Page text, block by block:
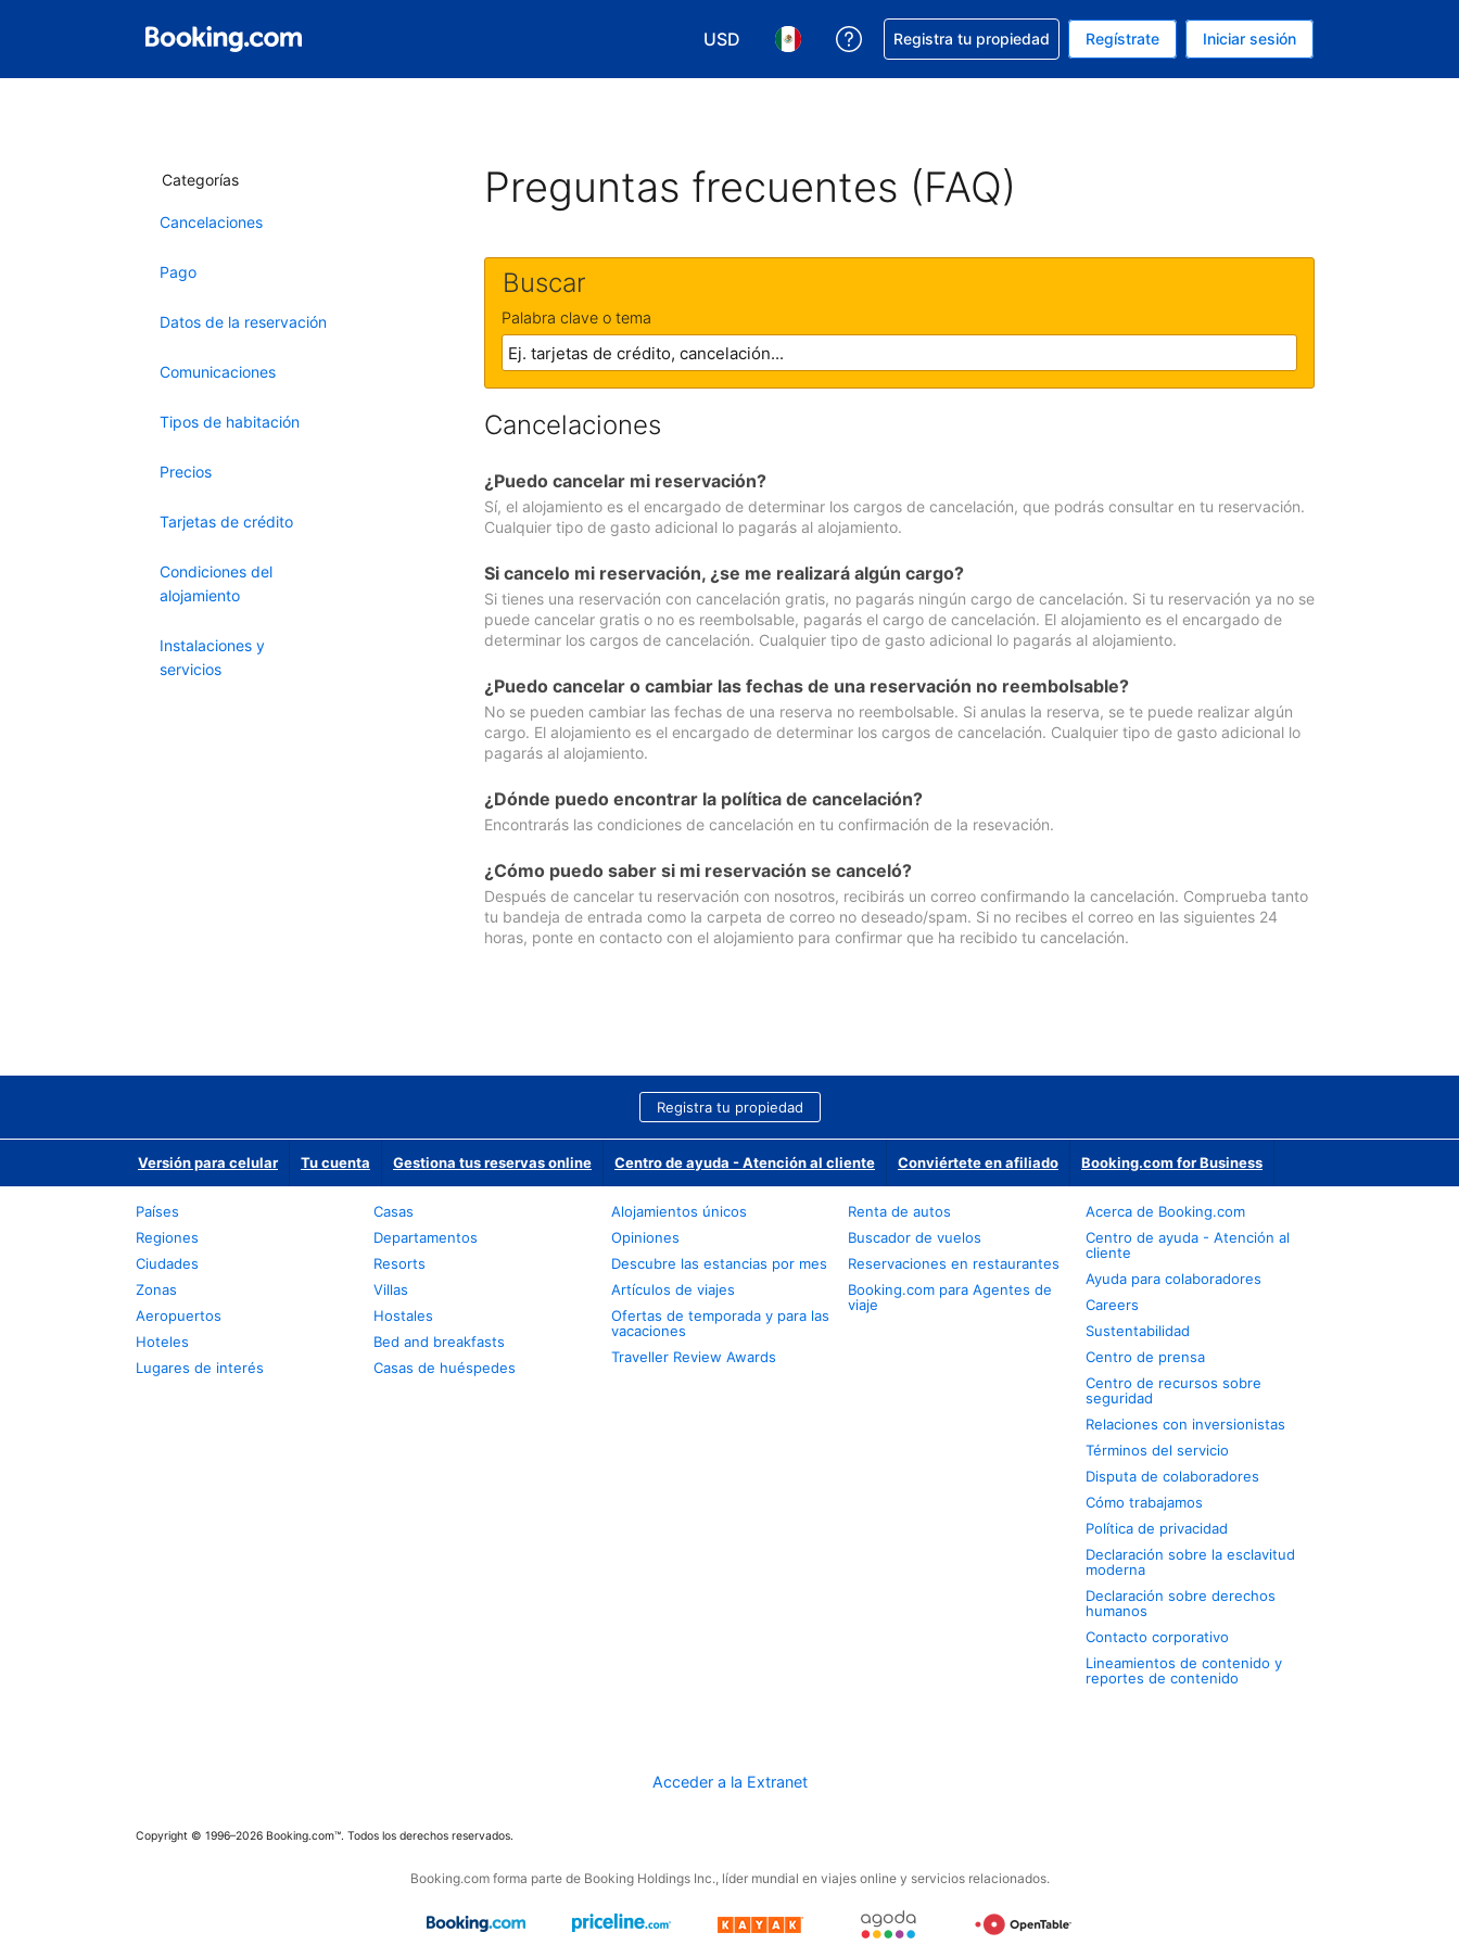
USD
Elegir tu moneda. Tu moneda actual es Dólar de EEUU
Elegir el idioma que prefieres. Tu idioma actual es Español (México)
Obtener ayuda con la reservación
Registra tu propiedad Regístrate Iniciar sesión
Categorías
Cancelaciones
Pago
Datos de la reservación
Comunicaciones
Tipos de habitación
Precios
Tarjetas de crédito
Condiciones del
alojamiento
Instalaciones y
servicios
Preguntas frecuentes (FAQ)
Buscar
Palabra clave o tema
Cancelaciones
¿Puedo cancelar mi reservación?
Sí, el alojamiento es el encargado de determinar los cargos de cancelación, que podrás consultar en tu reservación.
Cualquier tipo de gasto adicional lo pagarás al alojamiento.
Si cancelo mi reservación, ¿se me realizará algún cargo?
Si tienes una reservación con cancelación gratis, no pagarás ningún cargo de cancelación. Si tu reservación ya no se
puede cancelar gratis o no es reembolsable, pagarás el cargo de cancelación. El alojamiento es el encargado de
determinar los cargos de cancelación. Cualquier tipo de gasto adicional lo pagarás al alojamiento.
¿Puedo cancelar o cambiar las fechas de una reservación no reembolsable?
No se pueden cambiar las fechas de una reserva no reembolsable. Si anulas la reserva, se te puede realizar algún
cargo. El alojamiento es el encargado de determinar los cargos de cancelación. Cualquier tipo de gasto adicional lo
pagarás al alojamiento.
¿Dónde puedo encontrar la política de cancelación?
Encontrarás las condiciones de cancelación en tu confirmación de la resevación.
¿Cómo puedo saber si mi reservación se canceló?
Después de cancelar tu reservación con nosotros, recibirás un correo confirmando la cancelación. Comprueba tanto
tu bandeja de entrada como la carpeta de correo no deseado/spam. Si no recibes el correo en las siguientes 24
horas, ponte en contacto con el alojamiento para confirmar que ha recibido tu cancelación.
Registra tu propiedad
Versión para celular Tu cuenta Gestiona tus reservas online Centro de ayuda - Atención al cliente Conviértete en afiliado Booking.com for Business
Países
Regiones
Ciudades
Zonas
Aeropuertos
Hoteles
Lugares de interés
Casas
Departamentos
Resorts
Villas
Hostales
Bed and breakfasts
Casas de huéspedes
Alojamientos únicos
Opiniones
Descubre las estancias por mes
Artículos de viajes
Ofertas de temporada y para las
vacaciones
Traveller Review Awards
Renta de autos
Buscador de vuelos
Reservaciones en restaurantes
Booking.com para Agentes de
viaje
Acerca de Booking.com
Centro de ayuda - Atención al
cliente
Ayuda para colaboradores
Careers
Sustentabilidad
Centro de prensa
Centro de recursos sobre
seguridad
Relaciones con inversionistas
Términos del servicio
Disputa de colaboradores
Cómo trabajamos
Política de privacidad
Declaración sobre la esclavitud
moderna
Declaración sobre derechos
humanos
Contacto corporativo
Lineamientos de contenido y
reportes de contenido
Acceder a la Extranet
Copyright © 1996–2026 Booking.com™. Todos los derechos reservados.
Booking.com forma parte de Booking Holdings Inc., líder mundial en viajes online y servicios relacionados.